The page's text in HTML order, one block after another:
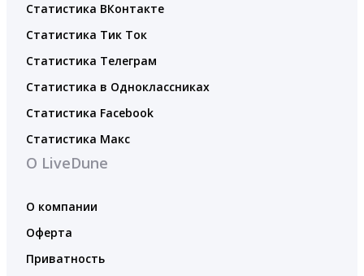
Статистика ВКонтакте
Статистика Тик Ток
Статистика Телеграм
Статистика в Одноклассниках
Статистика Facebook
Статистика Макс
О LiveDune
О компании
Оферта
Приватность